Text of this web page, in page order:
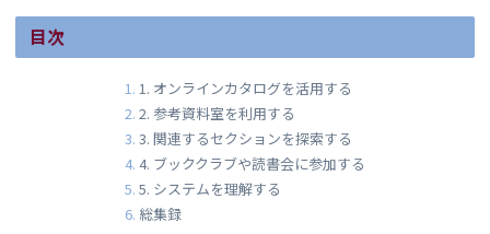
目次
1. オンラインカタログを活用する
2. 参考資料室を利用する
3. 関連するセクションを探索する
4. ブッククラブや読書会に参加する
5. システムを理解する
総集録